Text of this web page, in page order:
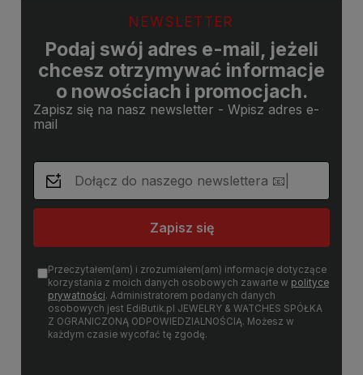
NEWSLETTER
Podaj swój adres e-mail, jeżeli
chcesz otrzymywać informacje
o nowościach i promocjach.
Zapisz się na nasz newsletter - Wpisz adres e-
mail
Zapisz się
Przeczytałem(am) i zrozumiałem(am) informacje dotyczące
korzystania z moich danych osobowych zawarte w polityce
prywatności. Administratorem podanych danych
osobowych jest EdiButik.pl JEWELRY & WATCHES SPÓŁKA
Z OGRANICZONĄ ODPOWIEDZIALNOŚCIĄ. Możesz w
każdym czasie wycofać tę zgodę.